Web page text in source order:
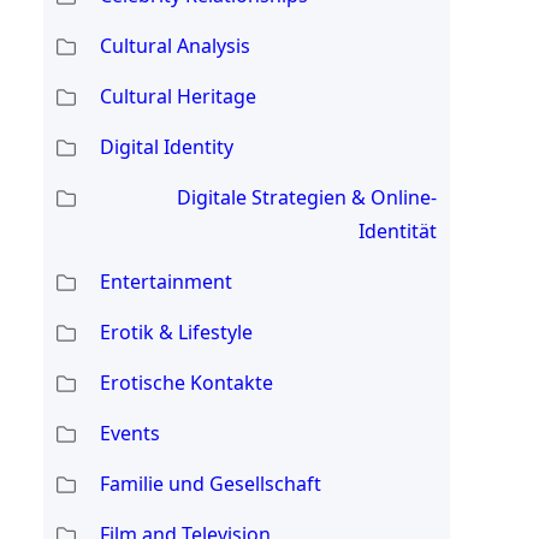
Cultural Analysis
Cultural Heritage
Digital Identity
Digitale Strategien & Online-
Identität
Entertainment
Erotik & Lifestyle
Erotische Kontakte
Events
Familie und Gesellschaft